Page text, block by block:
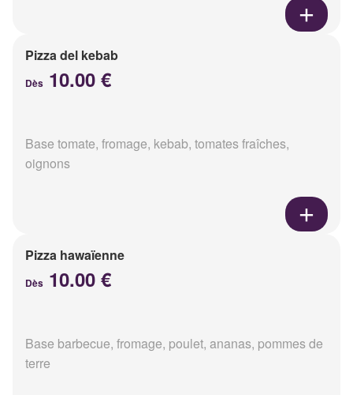
Pizza del kebab
Dès 10.00 €
Base tomate, fromage, kebab, tomates fraîches,
oignons
Pizza hawaïenne
Dès 10.00 €
Base barbecue, fromage, poulet, ananas, pommes de
terre